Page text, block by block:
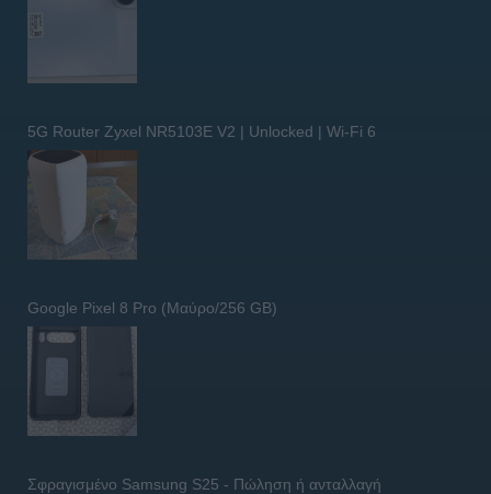
5G Router Zyxel NR5103E V2 | Unlocked | Wi-Fi 6
Google Pixel 8 Pro (Μαύρο/256 GB)
Σφραγισμένο Samsung S25 - Πώληση ή ανταλλαγή